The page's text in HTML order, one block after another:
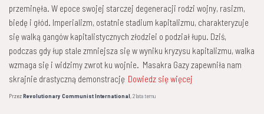
przeminęła. W epoce swojej starczej degeneracji rodzi wojny, rasizm,
biedę i głód. Imperializm, ostatnie stadium kapitalizmu, charakteryzuje
się walką gangów kapitalistycznych złodziei o podział łupu. Dziś,
podczas gdy łup stale zmniejsza się w wyniku kryzysu kapitalizmu, walka
wzmaga się i widzimy zwrot ku wojnie. Masakra Gazy zapewniła nam
skrajnie drastyczną demonstrację Dowiedz się więcej
PrzezRevolutionary Communist International,2 latatemu